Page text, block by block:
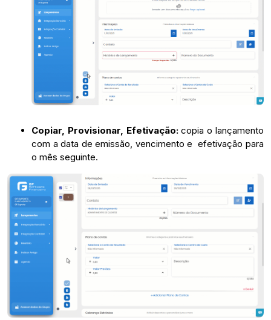
Copiar, Provisionar, Efetivação:copia o lançamento
com a data de emissão, vencimento e efetivação para
o mês seguinte.